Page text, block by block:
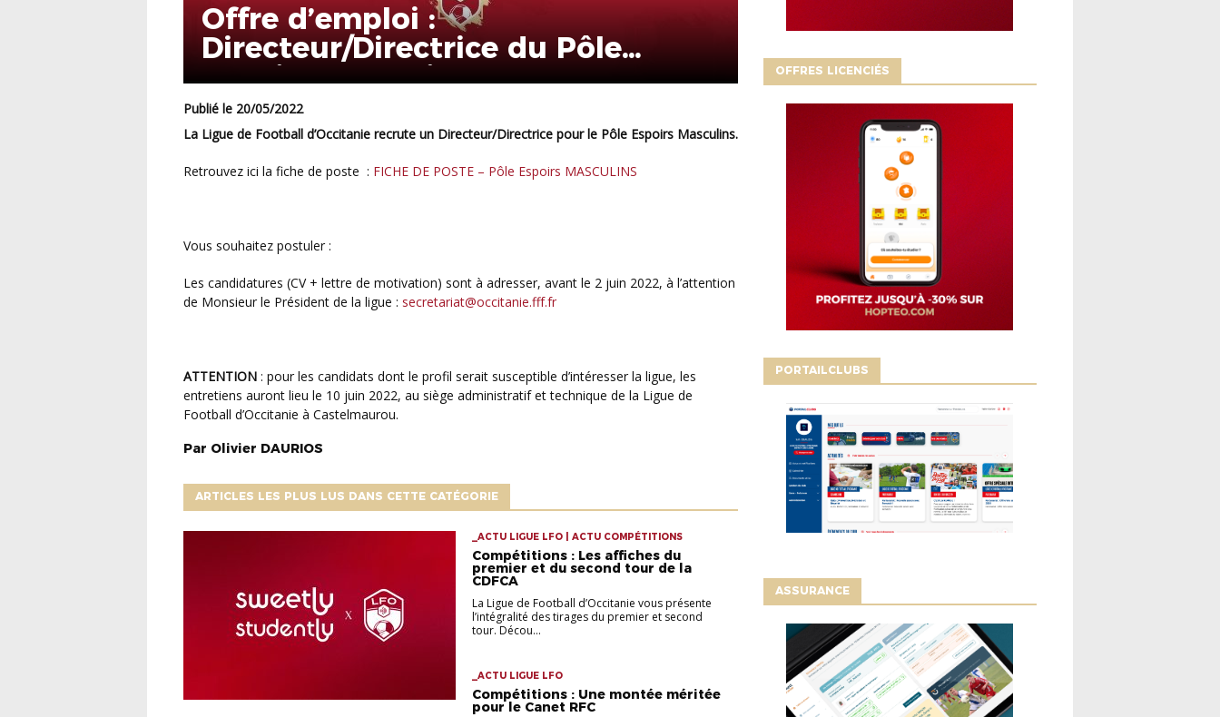
Offre d’emploi :
Directeur/Directrice du Pôle
Espoirs Masculins
Publié le 20/05/2022
La Ligue de Football d’Occitanie recrute un Directeur/Directrice pour le Pôle Espoirs Masculins.
Retrouvez ici la fiche de poste : FICHE DE POSTE – Pôle Espoirs MASCULINS
Vous souhaitez postuler :
Les candidatures (CV + lettre de motivation) sont à adresser, avant le 2 juin 2022, à l’attention
de Monsieur le Président de la ligue : secretariat@occitanie.fff.fr
ATTENTION : pour les candidats dont le profil serait susceptible d’intéresser la ligue, les
entretiens auront lieu le 10 juin 2022, au siège administratif et technique de la Ligue de
Football d’Occitanie à Castelmaurou.
Par Olivier DAURIOS
ARTICLES LES PLUS LUS DANS CETTE CATÉGORIE
_ACTU LIGUE LFO | ACTU COMPÉTITIONS
Compétitions : Les affiches du
premier et du second tour de la
CDFCA
La Ligue de Football d’Occitanie vous présente
l’intégralité des tirages du premier et second
tour. Décou...
_ACTU LIGUE LFO
Compétitions : Une montée méritée
pour le Canet RFC
OFFRES LICENCIÉS
PORTAILCLUBS
ASSURANCE